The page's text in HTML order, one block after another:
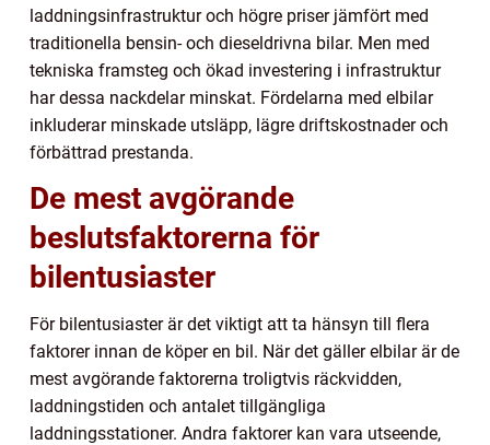
laddningsinfrastruktur och högre priser jämfört med
traditionella bensin- och dieseldrivna bilar. Men med
tekniska framsteg och ökad investering i infrastruktur
har dessa nackdelar minskat. Fördelarna med elbilar
inkluderar minskade utsläpp, lägre driftskostnader och
förbättrad prestanda.
De mest avgörande
beslutsfaktorerna för
bilentusiaster
För bilentusiaster är det viktigt att ta hänsyn till flera
faktorer innan de köper en bil. När det gäller elbilar är de
mest avgörande faktorerna troligtvis räckvidden,
laddningstiden och antalet tillgängliga
laddningsstationer. Andra faktorer kan vara utseende,